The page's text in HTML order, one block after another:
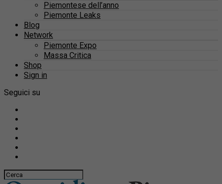
Piemontese dell’anno
Piemonte Leaks
Blog
Network
Piemonte Expo
Massa Critica
Shop
Sign in
Seguici su